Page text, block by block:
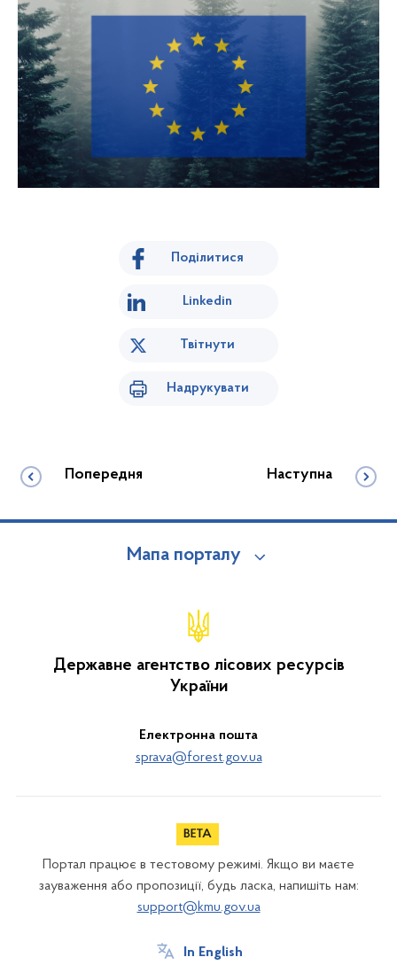
Поділитися
Linkedin
Твітнути
Надрукувати
Попередня Наступна
Мапа порталу
Державне агентство лісових ресурсів
України
Електронна пошта
sprava@forest.gov.ua
Портал працює в тестовому режимі. Якщо ви маєте
зауваження або пропозиції, будь ласка, напишіть нам:
support@kmu.gov.ua
In English